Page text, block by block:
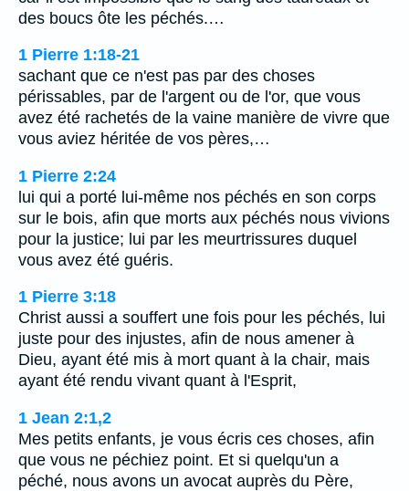
des boucs ôte les péchés.…
1 Pierre 1:18-21
sachant que ce n'est pas par des choses
périssables, par de l'argent ou de l'or, que vous
avez été rachetés de la vaine manière de vivre que
vous aviez héritée de vos pères,…
1 Pierre 2:24
lui qui a porté lui-même nos péchés en son corps
sur le bois, afin que morts aux péchés nous vivions
pour la justice; lui par les meurtrissures duquel
vous avez été guéris.
1 Pierre 3:18
Christ aussi a souffert une fois pour les péchés, lui
juste pour des injustes, afin de nous amener à
Dieu, ayant été mis à mort quant à la chair, mais
ayant été rendu vivant quant à l'Esprit,
1 Jean 2:1,2
Mes petits enfants, je vous écris ces choses, afin
que vous ne péchiez point. Et si quelqu'un a
péché, nous avons un avocat auprès du Père,